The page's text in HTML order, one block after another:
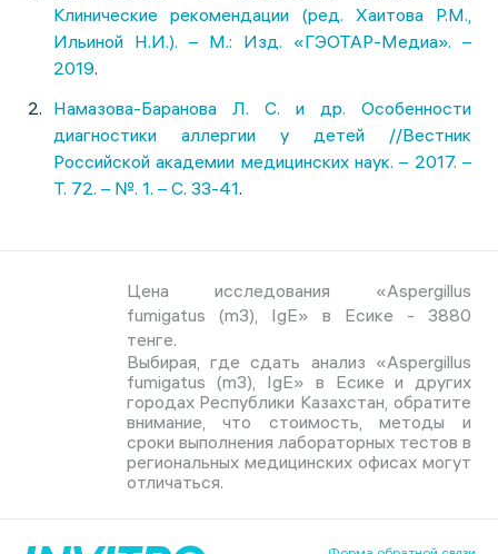
Клинические рекомендации (ред. Хаитова Р.М.,
Ильиной Н.И.). – М.: Изд. «ГЭОТАР-Медиа». –
2019.
Намазова-Баранова Л. С. и др. Особенности
диагностики аллергии у детей //Вестник
Российской академии медицинских наук. – 2017. –
Т. 72. – №. 1. – С. 33-41.
Цена исследования «Aspergillus
fumigatus (m3), IgE» в Есике - 3880
тенге.
Выбирая, где сдать анализ «Aspergillus
fumigatus (m3), IgE» в Есике и других
городах Республики Казахстан, обратите
внимание, что стоимость, методы и
сроки выполнения лабораторных тестов в
региональных медицинских офисах могут
отличаться.